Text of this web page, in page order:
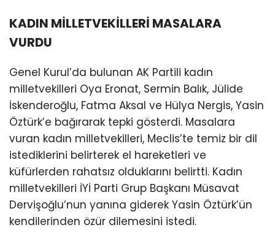
KADIN MİLLETVEKİLLERİ MASALARA
VURDU
Genel Kurul’da bulunan AK Partili kadın
milletvekilleri Oya Eronat, Sermin Balık, Jülide
İskenderoğlu, Fatma Aksal ve Hülya Nergis, Yasin
Öztürk’e bağırarak tepki gösterdi. Masalara
vuran kadın milletvekilleri, Meclis’te temiz bir dil
istediklerini belirterek el hareketleri ve
küfürlerden rahatsız olduklarını belirtti. Kadın
milletvekilleri İYİ Parti Grup Başkanı Müsavat
Dervişoğlu’nun yanına giderek Yasin Öztürk’ün
kendilerinden özür dilemesini istedi.